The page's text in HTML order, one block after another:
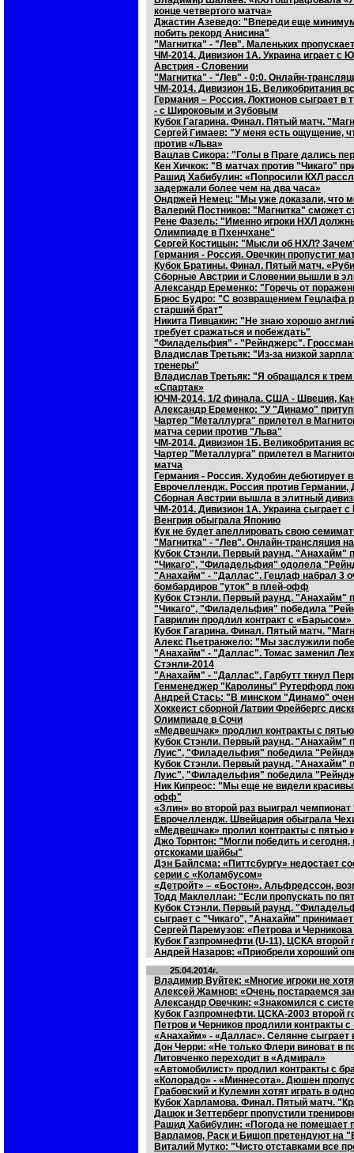
конце четвертого матча»
Джастин Азеведо: "Впереди еще
побить рекорд Анисина"
"Магнитка" - "Лев". Маленьких
ЧМ-2014. Дивизион 1А. Украина играет с
Австрия - Словении
"Магнитка" - "Лев" - 0:0. Онлайн-
ЧМ-2014. Дивизион 1Б. Великобритания
Германия – Россия. Локтионов сыграет
- с Широковым и Зубовым
Кубок Гагарина. Финал. Пятый матч.
Сергей Гимаев: "У меня есть ощущение,
против «Льва»
Вацлав Сикора: "Голы в Праге дались
Кен Хичкок: "В матчах против "Чикаго"
Рашид Хабибулин: «Попросили КХЛ
задержали более чем на два часа»
Ондржей Немец: "Мы уже доказали, что
Валерий Постников: "Магнитка" сможет
Рене Фазель: "Именно игроки НХЛ
Олимпиаде в Пхенчхане"
Сергей Костицын: "Мысли об НХЛ?
Германия - Россия. Овечкин пропустит
Кубок Братины. Финал. Пятый матч.
Сборные Австрии и Словении вышли в
Александр Еременко: "Горечь от
Брюс Будро: "С возвращением Гецлафа
старший брат"
Никита Пивцакин: "Не знаю хорошо
требует сражаться и побеждать"
"Филадельфия" - "Рейнджерс". Гроссман
Владислав Третьяк: "Из-за низкой
тренеры"
Владислав Третьяк: "Я обращался к
«Спартак»
ЮЧМ-2014. 1/2 финала. США - Швеция,
Александр Еременко: "У "Динамо"
Чартер "Металлурга" прилетел в
матча серии против "Льва"
ЧМ-2014. Дивизион 1Б. Великобритания
Чартер "Металлурга" прилетел в
матча
Германия - Россия. Худобин дебютирует
Еврочеллендж. Россия против Германии,
Сборная Австрии вышла в элитный
ЧМ-2014. Дивизион 1А. Украина сыграет
Венгрия обыграла Японию
Кук не будет апеллировать свою
"Магнитка" - "Лев". Онлайн-трансляция
Кубок Стэнли. Первый раунд. "Анахайм"
"Чикаго", "Филадельфия" одолела
"Анахайм" - "Даллас". Гецлаф набрал 3
бомбардиров "уток" в плей-офф
Кубок Стэнли. Первый раунд. "Анахайм"
"Чикаго", "Филадельфия" победила
Гаврилин продлил контракт с «Барысом»
Кубок Гагарина. Финал. Пятый матч.
Алекс Пьетранжело: "Мы заслужили
"Анахайм" - "Даллас". Томас заменил
Стэнли-2014
"Анахайм" - "Даллас". Гарбутт ткнул
Генменеджер "Каролины" Рутерфорд
Андрей Стась: "В минском "Динамо"
Хоккеист сборной Латвии Фрейбергс
Олимпиаде в Сочи
«Медвешчак» продлил контракты с
Кубок Стэнли. Первый раунд. "Анахайм"
Луис", "Филадельфия" победила
Кубок Стэнли. Первый раунд. "Анахайм"
Луис", "Филадельфия" победила
Ник Кипреос: "Мы еще не видели
офф"
«Злин» во второй раз выиграл чемпионат
Еврочеллендж. Швейцария обыграла
«Медвешчак» пролил контракты с пятью
Джо Торнтон: "Могли победить и
отскоками шайбы"
Дэн Байлсма: «Питтсбургу» недостает
серии с «Коламбусом»
«Детройт» – «Бостон». Альфредссон,
Тодд Маклеллан: "Если пропускать по
Кубок Стэнли. Первый раунд.
сыграет с "Чикаго", "Анахайм"
Сергей Паремузов: «Петрова и
Кубок Газпромнефти (U-11). ЦСКА
Андрей Назаров: «Приобрели хороший
25.04.2014г.
Владимир Вуйтек: «Многие игроки не
Алексей Жамнов: «Очень постараемся
Александр Овечкин: «Знакомился с
Кубок Газпромнефти. ЦСКА-2003 второй
Петров и Черников продлили контракты
«Анахайм» - «Даллас». Селянне сыграет
Дон Черри: «Не только Флери виноват в
Литовченко переходит в «Адмирал»
«Автомобилист» продлил контракты с
«Колорадо» - «Миннесота». Дюшен
Грабовский и Кулемин хотят играть в
Кубок Харламова. Финал. Пятый матч.
Дацюк и Зеттерберг пропустили
Рашид Хабибулин: «Погода не помешает
Варламов, Раск и Бишоп претендуют на
Виталий Мутко: "Чисто отставками все